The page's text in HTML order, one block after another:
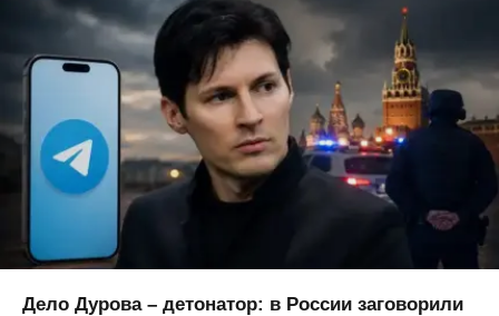
Дело Дурова – детонатор: в России заговорили